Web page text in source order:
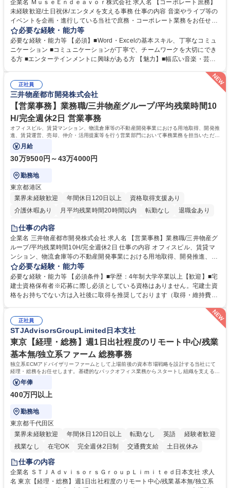
企業名 ＭｕｓｅＥｎｄｅａｖｏｒ株式会社 求人名 【コーポレート庶務】
未経験歓迎/土日祝休/エンタメを支える事務 仕事の内容 音楽やライブ等の
イベントを企画・進行している当社で庶務・コーポレート業務をお任せし
ます。幅広い音楽・芸能業務のインフラとなる社内業務全般をサポート
し、チームの円滑な運営を支えていただきます。 ■社内の庶務・一般事務
全般、書類整理、備品管理・発注 ■郵便物の仕分け、来客・電話対応、社
内環境の維持サポート ■経理や人事/採用の外注事業者とのやりとり・プロ
く 進行管理能力や調整力など、市場価値の高いキャリアアップが可能で
す。 ※業務の変更範囲：会社の定める業務※ 募集職種 【コーポレート庶
務】未経験歓迎/土日祝休/エンタメを支える事務
必要な経験・能力等
必要な経験・能力等 【必須】■Word・Excelの基本スキル、丁寧なコミュ
ニケーション ■コミュニケーションが丁寧で、チームワークを大切にでき
る方 ■エンターテインメントに興味がある方 【魅力】■幅広い音楽・芸能
体感しながら、社会貢献性の高い業務に携わることができます。■単なる
ルーティンワークに留まらず、外注事業者との連携や業務プロセスの推進
など、自らの裁量で組織の仕組みづくりに関われるやりがいがあります。
■土日祝休みで、プライベートと両立しながら専門スキルを磨ける環境で
す。 学歴・資格 学歴：大学院 大学 高専 短大 専修学校 高校 語学力： 資
格：
正社員
三井物産都市開発株式会社
【営業事務】業務職/三井物産グループ/平均残業時間10
H/完全週休2日 営業事務
オフィスビル、賃貸マンション、物流倉庫等の不動産開発事業における用地取得、開発推
進、賃貸運営、売却、仲介・活用提案等を行う営業部門において事務業務を担当いただき
ます。
月給
30万9500円～43万4000円
勤務地
東京都港区
業界未経験歓迎
年間休日120日以上
資格取得支援あり
介護休暇あり
月平均残業時間20時間以内 転勤なし
退職金あり
在宅OK
賞与あり
駅近5分以内
土日祝休み 寮・社宅あり
仕事の内容
企業名 三井物産都市開発株式会社 求人名 【営業事務】業務職/三井物産グ
ループ/平均残業時間10H/完全週休2日 仕事の内容 オフィスビル、賃貸マ
ンション、物流倉庫等の不動産開発事業における用地取得、開発推進、賃
貸運営、売却、仲介・活用提案等を行う営業部門において事務業務を担当
いただきます。 【詳細】・契約書管理、契約書製本、捺印対応、ファイリ
ング、登記簿取得、調書取得・支払業務（各種費用支払、支払管理、請
求・支払データ登録、取引先マスター申請対応）・予算作成及び予実管
告書作成及び月次管理・部内総務庶務全般 など※※配属先によっては上記
の他に担当頂く業務が発生する場合があります。 募集職種 【営業事務】
業務職/三井物産グループ/平均残業時間10H/完全週休2日
必要な経験・能力等
必要な経験・能力等 【必須条件】■学歴：4年制大学卒業以上【歓迎】■宅
建士資格保有者※応募に際し必須としている資格はありません。宅建士資
格をお持ちでない方は入社後に取得を推奨しております（取得・維持費用
る方。 ・社内外の多様な関係者と協調して業務を進められるコミュニケー
ション力がある方。 ・チャレンジを厭わず、粘り強く業務に取り組める
方。多様な関係者と謙虚に信頼関係を構築でき、期限を意識したスケジュ
ール管理が出来る方。※将来的に他部署（営業部門、コーポレート部門）
へのジョブローテーションの可能性があります。 学歴・資格 学歴：大学
院 大学 語学力： 資格：宅地建物取引士
正社員
STJAdvisorsGroupLimited日本支社
東京【経理・総務】週1日出社程度のリモート中心/残業
基本無/独立系ファーム 総務事務
独立系ECMアドバイザリーファームとして上場前後の資本市場戦略を設計する当社にて
経理・総務をお任せします。基礎的なバックオフィス業務からスタートし組織を支える専
任担当として広く活躍できる環境です。
年俸
400万円以上
勤務地
東京都千代田区
業界未経験歓迎
年間休日120日以上 転勤なし 英語
経験者歓迎
残業なし
在宅OK 完全週休2日制 交通費支給 土日祝休み
仕事の内容
企業名 ＳＴＪＡｄｖｉｓｏｒｓＧｒｏｕｐＬｉｍｉｔｅｄ日本支社 求人
名 東京【経理・総務】週1日出社程度のリモート中心/残業基本無/独立系